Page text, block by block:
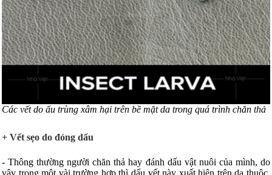
Các vết do ấu trùng xâm hại trên bề mặt da trong quá trình chăn thả
+ Vết sẹo do đóng dấu
- Thông thường người chăn thả hay đánh dấu vật nuôi của mình, do
vậy trong một vài trường hợp thì dấu vết này xuất hiện trên da thuộc.